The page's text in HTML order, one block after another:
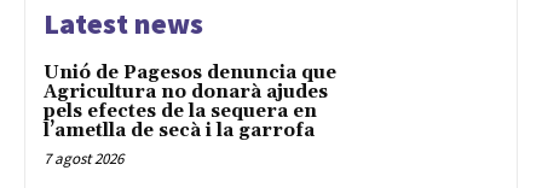
Latest news
Unió de Pagesos denuncia que
Agricultura no donarà ajudes
pels efectes de la sequera en
l’ametlla de secà i la garrofa
7 agost 2026